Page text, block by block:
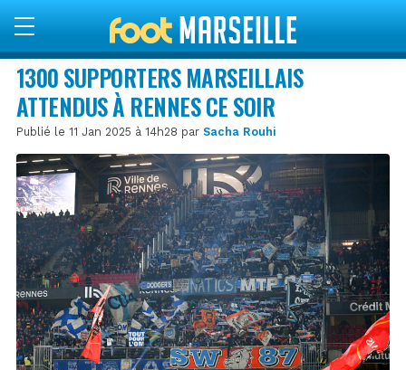
1300 SUPPORTERS MARSEILLAIS
ATTENDUS À RENNES CE SOIR
Publié le 11 Jan 2025 à 14h28 par Sacha Rouhi